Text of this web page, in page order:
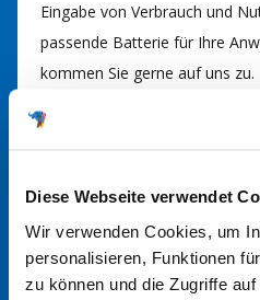
Diese Webseite verwendet
Wir verwenden Cookies, um
personalisieren, Funktionen
zu können und die Zugriffe
Eingabe von Verbrauch und
passende Batterie für Ihre
kommen Sie gerne auf uns zu.
die erforderlichen